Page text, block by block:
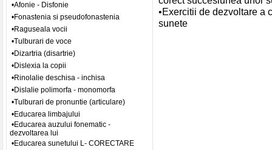
•Afonie - Disfonie
•Fonastenia si pseudofonastenia
•Raguseala vocii
•Tulburari de voce
•Dizartria (disartrie)
•Dislexia la copii
•Rinolalie deschisa - inchisa
•Dislalie polimorfa - monomorfa
•Tulburari de pronuntie (articulare)
•Educarea limbajului
•Educarea auzului fonematic -
dezvoltarea lui
•Educarea sunetului L- CORECTARE
•Exercitii de dezvoltare a
sunete